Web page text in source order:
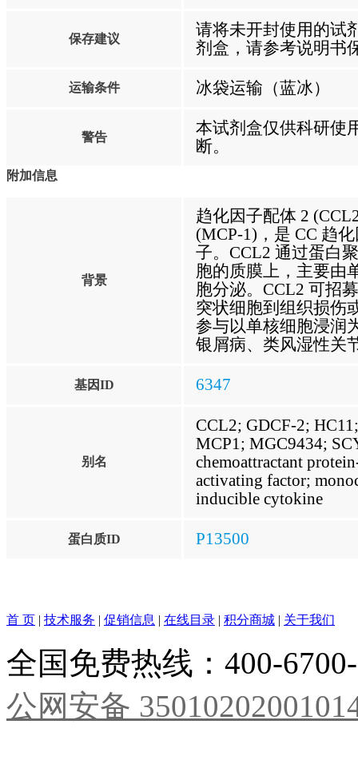
保存建议
请将未开封使用的试
剂盒，请参考说明书
运输条件 冰袋运输（蓝冰）
警告
本试剂盒仅供科研使
断。
附加信息
背景
趋化因子配体 2
(MCP-1)，是 CC 趋
子。CCL2 通过蛋白
胞的质膜上，主要由
胞分泌。CCL2 可招
突状细胞到组织损伤
参与以单核细胞浸润
银屑病、类风湿性关
基因ID 6347
别名
CCL2; GDCF-2;
MCP1; MGC9434;
chemoattractant
activating factor;
inducible cytokine
蛋白质ID P13500
首 页 | 技术服务 | 促销信息 | 在线目录 | 积分商城 | 关于我们
全国免费热线：400-
公网安备